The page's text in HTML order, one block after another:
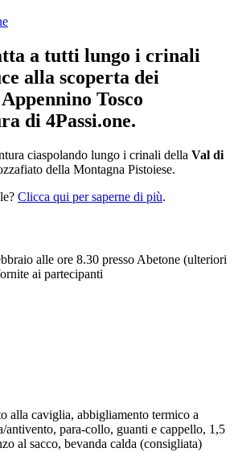
a tutti lungo i crinali
alla scoperta dei
Tosco
di 4Passi.one.
ciaspolando lungo i crinali della Val di
della Montagna Pistoiese.
Clicca qui per saperne di più.
alle ore 8.30 presso Abetone (ulteriori
ai partecipanti
alla caviglia, abbigliamento termico a
antivento, para-collo, guanti e cappello, 1,5
al sacco, bevanda calda (consigliata)